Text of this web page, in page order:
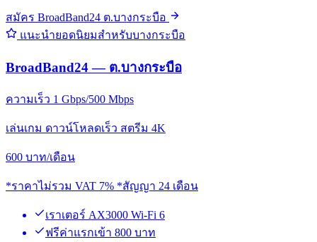
สมัคร BroadBand24 ต.บางกระบือ
แนะนำยอดนิยมสำหรับบางกระบือ
BroadBand24 — ต.บางกระบือ
ความเร็ว 1 Gbps/500 Mbps
เล่นเกม ดาวน์โหลดเร็ว สตรีม 4K
600 บาท/เดือน
*ราคาไม่รวม VAT 7% *สัญญา 24 เดือน
เราเตอร์ AX3000 Wi-Fi 6
ฟรีค่าแรกเข้า 800 บาท